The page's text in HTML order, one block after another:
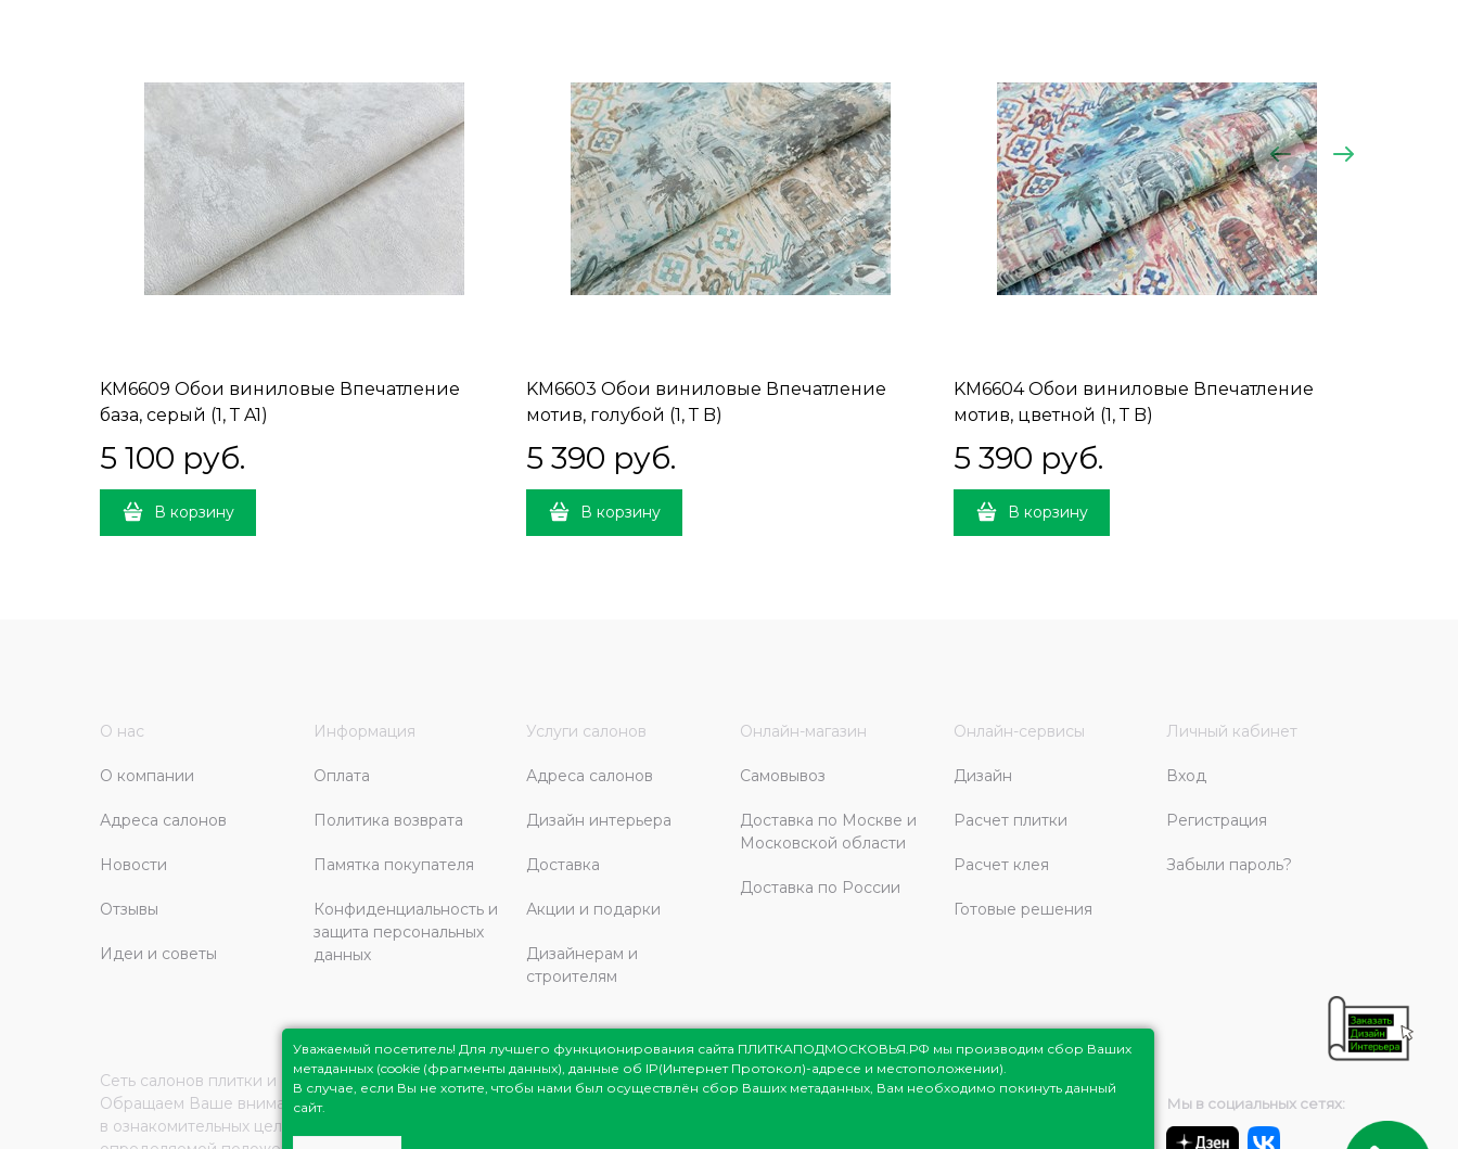
KM6609 Обои виниловые Впечатление
база, серый (1, Т A1)
5 100 руб.
В корзину
KM6603 Обои виниловые Впечатление
мотив, голубой (1, Т B)
5 390 руб.
В корзину
KM6604 Обои виниловые Впечатление
мотив, цветной (1, Т B)
5 390 руб.
В корзину
О нас
О компании
Адреса салонов
Новости
Отзывы
Идеи и советы
Информация
Оплата
Политика возврата
Памятка покупателя
Конфиденциальность и
защита персональных
данных
Услуги салонов
Адреса салонов
Дизайн интерьера
Доставка
Акции и подарки
Дизайнерам и
строителям
Онлайн-магазин
Самовывоз
Доставка по Москве и
Московской области
Доставка по России
Онлайн-сервисы
Дизайн
Расчет плитки
Расчет клея
Готовые решения
Личный кабинет
Вход
Регистрация
Забыли пароль?
Сеть салонов плитки и сантехники Плитка Подмосковья
© 1998-2026
Обращаем Ваше внимание на то, что вся информация представлена на сайте
в ознакомительных целях и ни при каких условиях не является публичной офертой,
Мы в социальных сетях:
Уважаемый посетитель! Для лучшего функционирования сайта ПЛИТКАПОДМОСКОВЬЯ.РФ мы производим сбор Ваших
метаданных (cookie (фрагменты данных), данные об IP(Интернет Протокол)-адресе и местоположении).
В случае, если Вы не хотите, чтобы нами был осуществлён сбор Ваших метаданных, Вам необходимо покинуть данный
сайт.